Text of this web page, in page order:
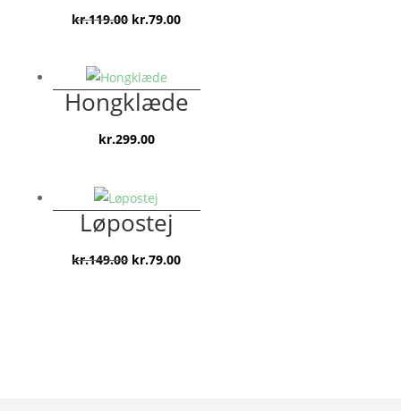
kr.119.00 Den
var:
kr.119.00.
kr.79.00Den
er:
kr.79.00.
Hongklæde
kr.299.00
Løpostej
kr.149.00 Den
kr.79.00Den